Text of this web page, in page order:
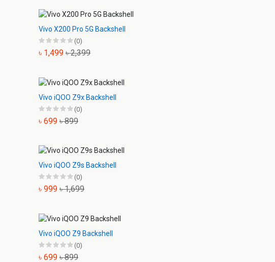
Vivo X200 Pro 5G Backshell
(0)
৳ 1,499 ৳ 2,399
Vivo iQOO Z9x Backshell
(0)
৳ 699 ৳ 899
Vivo iQOO Z9s Backshell
(0)
৳ 999 ৳ 1,699
Vivo iQOO Z9 Backshell
(0)
৳ 699 ৳ 899